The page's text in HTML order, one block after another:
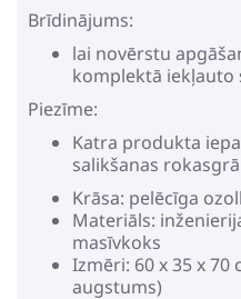
Brīdinājums:
lai novērstu
komplektā iekļauto
Piezīme:
Katra produkta
salikšanas
Krāsa: pelēcīga
Materiāls:
masīvkoks
Izmēri: 60 x 35 x 70
augstums)